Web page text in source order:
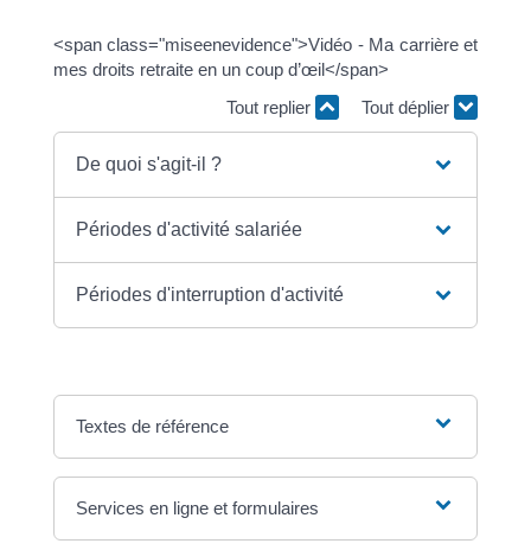
<span class="miseenevidence">Vidéo - Ma carrière et
mes droits retraite en un coup d’œil</span>
Tout replier
Tout déplier
De quoi s'agit-il ?
Périodes d'activité salariée
Périodes d'interruption d'activité
Textes de référence
Services en ligne et formulaires